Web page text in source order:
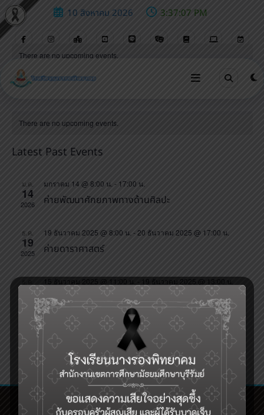
10 สิงหาคม 2026 3:37:07 PM
There are no upcoming events.
Events
Search
8/2026
Events
There are no upcoming events.
Latest Past Events
ม.ค.
14
2026
มกราคม 14 @ 8:00 น. - 17:00 น.
ค่ายพัฒนาศักยภาพทางด้านศิลปะ
ธ.ค.
19
2025
19 ธันวาคม 2025 @ 8:00 น. -20 ธันวาคม 2025 @ 17:00 น.
ค่ายดาราศาสตร์
2025 การแข่งขันทักษะภาษาอังกฤษ